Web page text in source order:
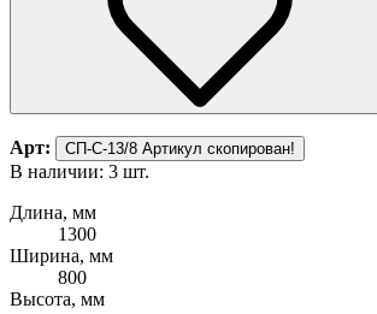
Арт: СП-С-13/8 Артикул скопирован!
В наличии: 3 шт.
Длина, мм
1300
Ширина, мм
800
Высота, мм